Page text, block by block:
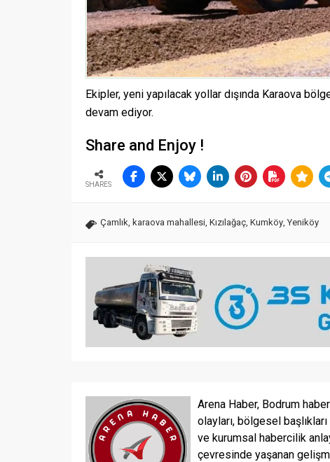
Ekipler, yeni yapılacak yollar dışında Karaova
devam ediyor.
Share and Enjoy !
SHARES
Çamlık, karaova mahallesi, Kızılağaç, Kumköy, Yeniköy
Arena Haber, Bodrum
olayları, bölgesel
ve kurumsal habercilik
çevresinde yaşanan